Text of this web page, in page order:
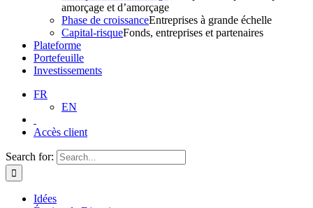
amorçage et d’amorçage
Phase de croissanceEntreprises à grande échelle
Capital-risqueFonds, entreprises et partenaires
Plateforme
Portefeuille
Investissements
FR
EN
Accès client
Search for:
Idées